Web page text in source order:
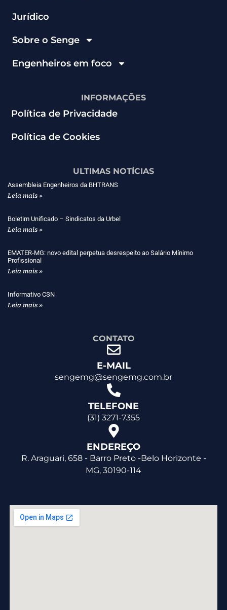
Jurídico
Sobre o Senge
Engenheiros em foco
INFORMAÇÕES
Política de Privacidade
Política de Cookies
ULTIMAS NOTÍCIAS
Assembleia Engenheiros da BHTRANS
Leia mais »
Boletim Unificado – Sindicatos da Urbel
Leia mais »
EMATER-MG: novo edital perpetua desrespeito ao Salário Mínimo
Profissional
Leia mais »
Informativo CSN
Leia mais »
CONTATO
E-MAIL
sengemg@sengemg.com.br
TELEFONE
(31) 3271-7355
ENDEREÇO
R. Araguari, 658 - Barro Preto -Belo Horizonte -
MG, 30190-114